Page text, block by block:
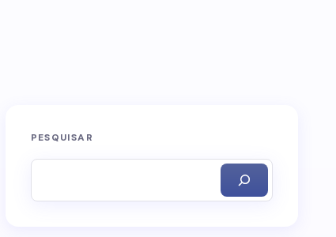
PESQUISAR